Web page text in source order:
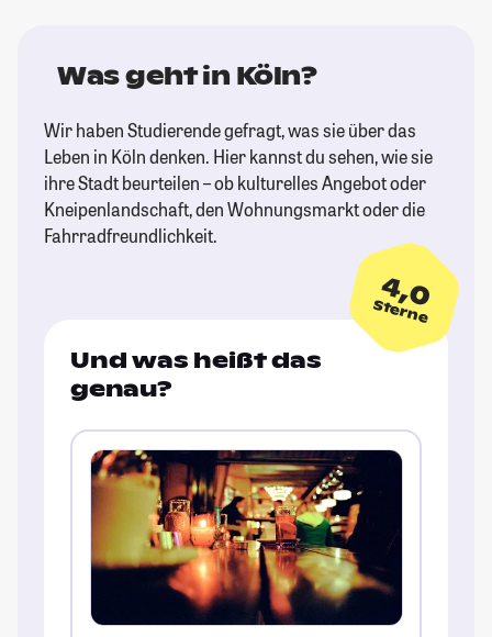
Was geht in Köln?
Wir haben Studierende gefragt, was sie über das
Leben in Köln denken. Hier kannst du sehen, wie sie
ihre Stadt beurteilen – ob kulturelles Angebot oder
Kneipenlandschaft, den Wohnungsmarkt oder die
Fahrradfreundlichkeit.
4,0
Sterne
Und was heißt das
genau?